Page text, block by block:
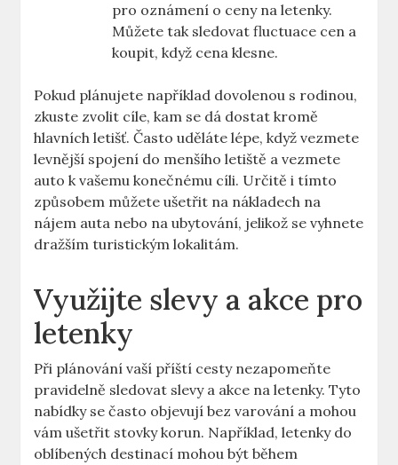
pro oznámení o ceny na letenky.
Můžete tak sledovat fluctuace cen a
koupit, když cena klesne.
Pokud plánujete například dovolenou s rodinou,
zkuste zvolit cíle, kam se dá dostat kromě
hlavních letišť. Často uděláte lépe, když vezmete
levnější spojení do menšího letiště a vezmete
auto k vašemu konečnému cíli. Určitě i tímto
způsobem můžete ušetřit na nákladech na
nájem auta nebo na ubytování, jelikož se vyhnete
dražším turistickým lokalitám.
Využijte slevy a akce pro
letenky
Při plánování vaší příští cesty nezapomeňte
pravidelně sledovat slevy a akce na letenky. Tyto
nabídky se často objevují bez varování a mohou
vám ušetřit stovky korun. Například, letenky do
oblíbených destinací mohou být během